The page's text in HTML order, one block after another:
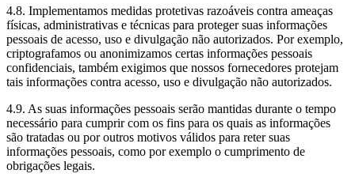
4.8. Implementamos medidas protetivas razoáveis contra ameaças
físicas, administrativas e técnicas para proteger suas informações
pessoais de acesso, uso e divulgação não autorizados. Por exemplo,
criptografamos ou anonimizamos certas informações pessoais
confidenciais, também exigimos que nossos fornecedores protejam
tais informações contra acesso, uso e divulgação não autorizados.
4.9. As suas informações pessoais serão mantidas durante o tempo
necessário para cumprir com os fins para os quais as informações
são tratadas ou por outros motivos válidos para reter suas
informações pessoais, como por exemplo o cumprimento de
obrigações legais.